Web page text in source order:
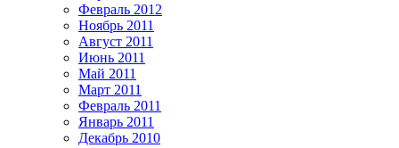
Февраль 2012
Ноябрь 2011
Август 2011
Июнь 2011
Май 2011
Март 2011
Февраль 2011
Январь 2011
Декабрь 2010